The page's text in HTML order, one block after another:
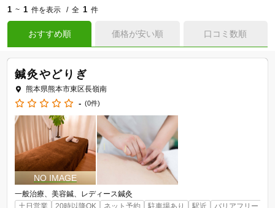
1 ~ 1 件を表示 全 1 件
おすすめ順 価格が安い順 口コミ数順
鍼灸やどりぎ
熊本県熊本市東区長嶺南
- (0件)
一般治療 美容鍼
レディース鍼灸
土日営業
20時以降OK ネット予約 駐車場あり 駅近 バリアフリー